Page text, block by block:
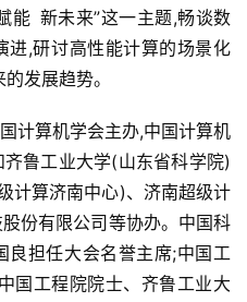
能 新未来”这一主题,畅谈数
进,研讨高性能计算的场景化
发展趋势。
计算机学会主办,中国计算机
鲁工业大学(山东省科学院)
计算济南中心)、济南超级计
份有限公司等协办。中国科
良担任大会名誉主席;中国工
国工程院院士、齐鲁工业大